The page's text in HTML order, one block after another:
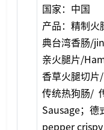
国家：中国
产品：精制
典台湾香肠/
亲火腿片/
香草火腿切
传统热狗肠/
Sausage；
pepper crispy